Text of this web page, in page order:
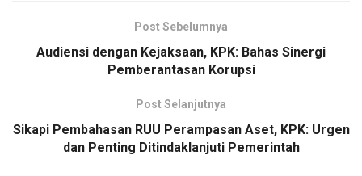
Post Sebelumnya
Audiensi dengan Kejaksaan, KPK: Bahas Sinergi
Pemberantasan Korupsi
Post Selanjutnya
Sikapi Pembahasan RUU Perampasan Aset, KPK: Urgen
dan Penting Ditindaklanjuti Pemerintah